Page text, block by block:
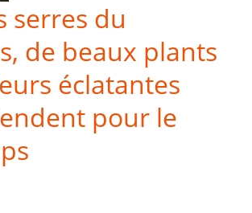
serres du
de beaux plants
éclatantes
pour le